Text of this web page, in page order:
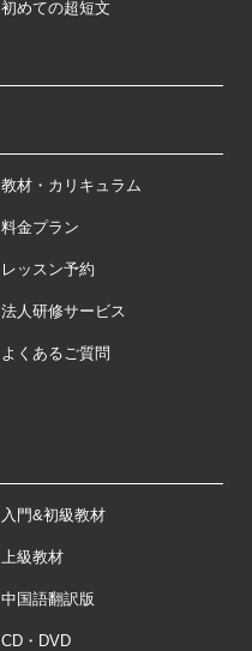
初めての超短文
教材・カリキュラム
料金プラン
レッスン予約
法人研修サービス
よくあるご質問
入門&初級教材
上級教材
中国語翻訳版
CD・DVD